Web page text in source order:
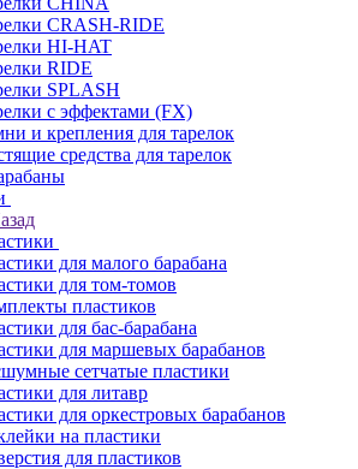
CRASH-RIDE
HI-HAT
RIDE
SPLASH
с эффектами (FX)
и крепления для тарелок
средства для тарелок
для малого барабана
для том-томов
пластиков
для бас-барабана
для маршевых барабанов
сетчатые пластики
для литавр
для оркестровых барабанов
на пластики
для пластиков